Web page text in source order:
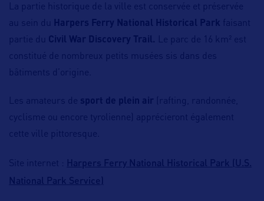
La partie historique de la ville est conservée et préservée
au sein du
Harpers Ferry National Historical Park faisant
partie du Civil War Discovery Trail. Le parc de 16 km² est
constitué de nombreux petits musées sis dans des
bâtiments d’origine.
Les amateurs de sport de plein air (rafting, randonnée,
cyclisme ou encore tyrolienne) apprécieront également
cette ville pittoresque.
Site internet : Harpers Ferry National Historical Park (U.S.
National Park Service)